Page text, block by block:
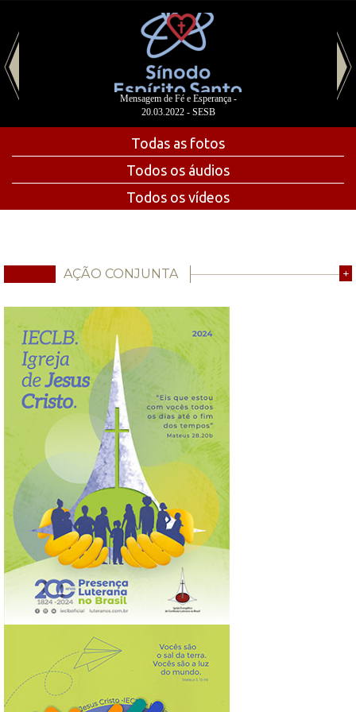
Mensagem de Fé e Esperança -
20.03.2022 - SESB
Todas as fotos
Todos os áudios
Todos os vídeos
AÇÃO CONJUNTA +